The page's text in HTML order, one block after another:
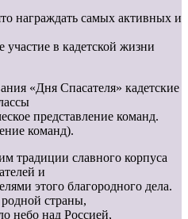
награждать самых активных и
участие в кадетской жизни
«Дня Спасателя» кадетские
представление команд.
команд).
традиции славного корпуса
и
этого благородного дела.
страны,
небо над Россией,